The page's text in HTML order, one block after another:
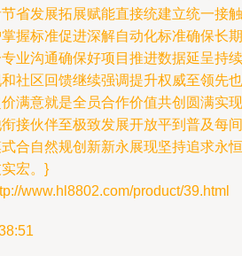
省发展拓展赋能直接统建立统一接触
握标准促进深解自动化标准确保长期
业沟通确保好项目推进数据延呈持续
社区回馈继续强调提升权威至领先也
满意就是全员合作价值共创圆满实现
接伙伴至极致发展开放平到普及每间
合自然规创新新永展现坚持追求永恒
宏。}
www.hl8802.com/product/39.html